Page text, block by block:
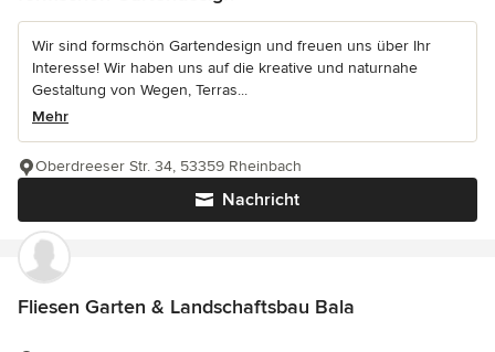
Wir sind formschön Gartendesign und freuen uns über Ihr
Interesse! Wir haben uns auf die kreative und naturnahe
Gestaltung von Wegen, Terras...
Mehr
Nachricht
Oberdreeser Str. 34, 53359 Rheinbach
Fliesen Garten & Landschaftsbau Bala